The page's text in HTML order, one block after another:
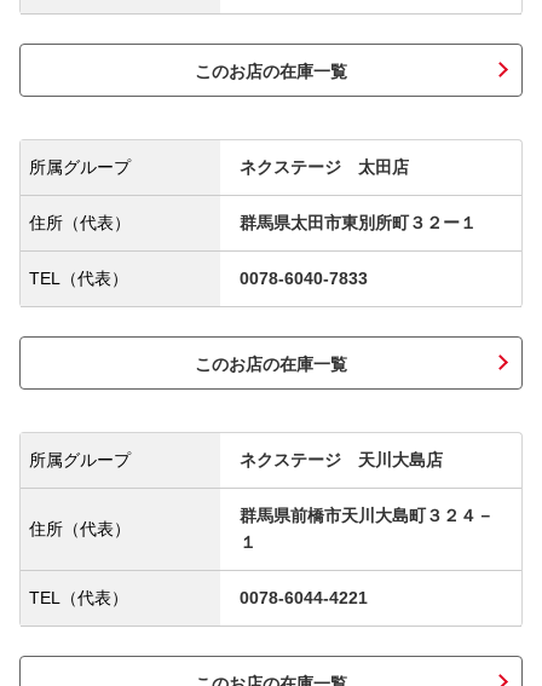
このお店の在庫一覧
所属グループ ネクステージ 太田店
住所（代表） 群馬県太田市東別所町３２ー１
TEL（代表） 0078-6040-7833
このお店の在庫一覧
所属グループ ネクステージ 天川大島店
住所（代表）
群馬県前橋市天川大島町３２４－
１
TEL（代表） 0078-6044-4221